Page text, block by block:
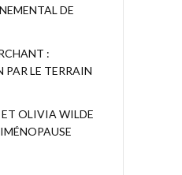
DE
:
PAR LE TERRAIN
ET OLIVIA WILDE